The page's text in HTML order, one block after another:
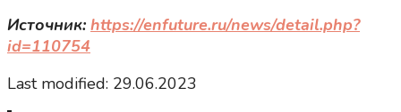
Источник: https://enfuture.ru/news/detail.php?
id=110754
Last modified: 29.06.2023